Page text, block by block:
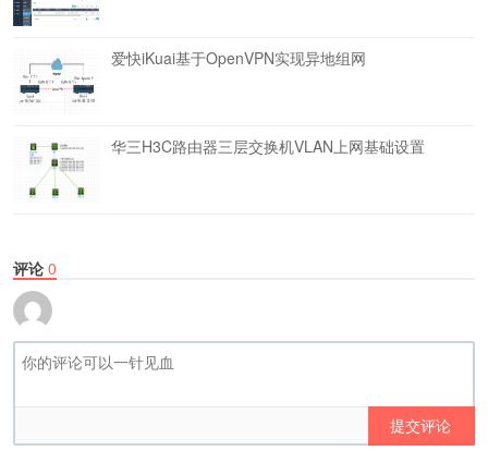
爱快iKuai基于OpenVPN实现异地组网
华三H3C路由器三层交换机VLAN上网基础设置
评论 0
提交评论